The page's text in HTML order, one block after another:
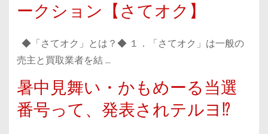
ークション【さてオク】
◆「さてオク」とは？◆ １．「さてオク」は一般の
売主と買取業者を結 …
暑中見舞い・かもめーる当選
番号って、発表されテルヨ⁉